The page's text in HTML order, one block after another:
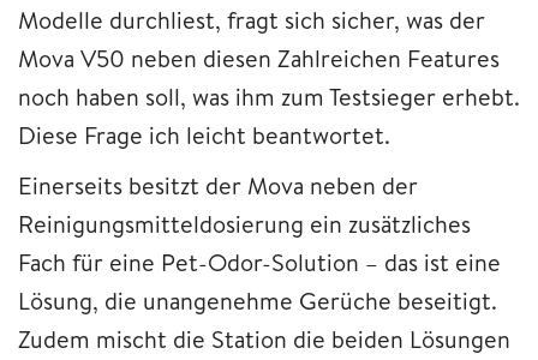
Modelle durchliest, fragt sich sicher, was der
Mova V50 neben diesen Zahlreichen Features
noch haben soll, was ihm zum Testsieger erhebt.
Diese Frage ich leicht beantwortet.
Einerseits besitzt der Mova neben der
Reinigungsmitteldosierung ein zusätzliches
Fach für eine Pet-Odor-Solution – das ist eine
Lösung, die unangenehme Gerüche beseitigt.
Zudem mischt die Station die beiden Lösungen